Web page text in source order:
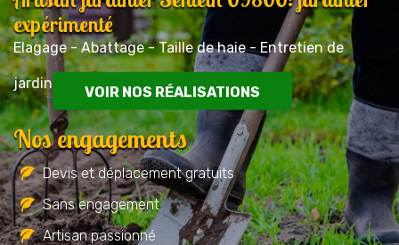
expérimenté
Elagage - Abattage - Taille de haie - Entretien de
jardin
VOIR NOS RÉALISATIONS
Nos engagements
Devis et déplacement gratuits
Sans engagement
Artisan passionné